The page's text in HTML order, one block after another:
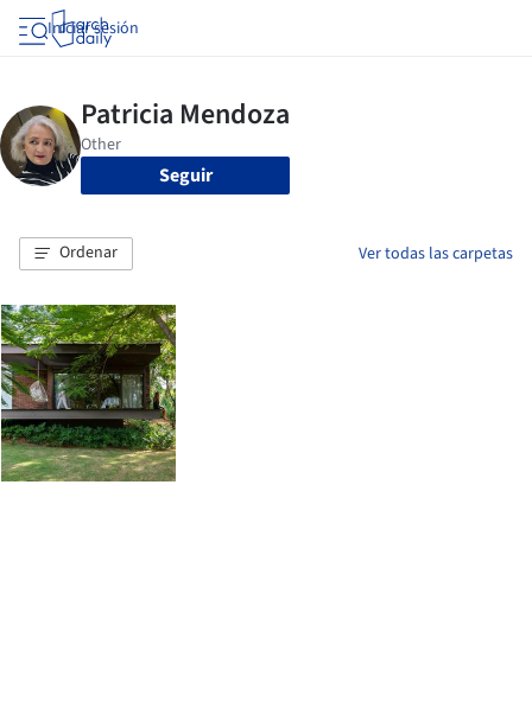
Iniciar sesión
Seguir
Ordenar Ver todas las carpetas